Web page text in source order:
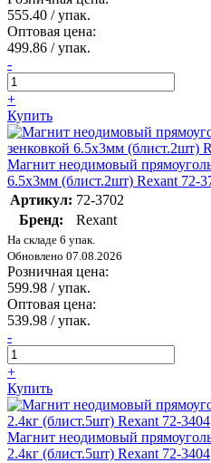
555.40 / упак.
Оптовая цена:
499.86 / упак.
-
+
Купить
Магнит неодимовый
6.5х3мм (блист.2шт) Rexant 72-
Артикул: 72-3702
Бренд:
Rexant
На складе 6 упак.
Обновлено 07.08.2026
Розничная цена:
599.98 / упак.
Оптовая цена:
539.98 / упак.
-
+
Купить
Магнит неодимовый
2.4кг (блист.5шт) Rexant 72-3404